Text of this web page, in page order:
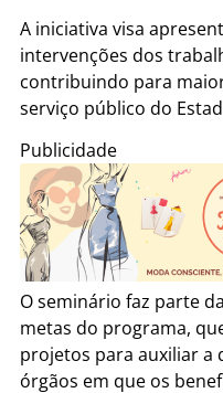
A iniciativa visa
intervenções dos
contribuindo para
serviço público do
Publicidade
O seminário faz parte
metas do programa,
projetos para auxiliar a
órgãos em que os